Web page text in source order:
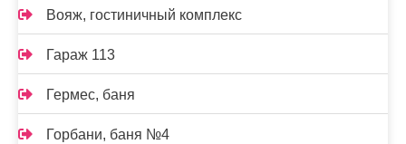
Вояж, гостиничный комплекс
Гараж 113
Гермес, баня
Горбани, баня №4